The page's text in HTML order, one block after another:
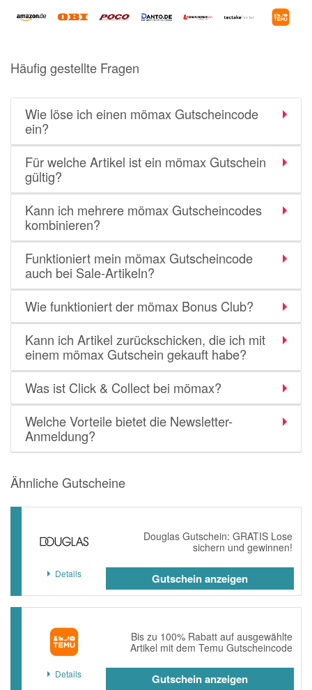
Häufig gestellte Fragen
Wie löse ich einen mömax Gutscheincode
ein?
Für welche Artikel ist ein mömax Gutschein
gültig?
Kann ich mehrere mömax Gutscheincodes
kombinieren?
Funktioniert mein mömax Gutscheincode
auch bei Sale-Artikeln?
Wie funktioniert der mömax Bonus Club?
Kann ich Artikel zurückschicken, die ich mit
einem mömax Gutschein gekauft habe?
Was ist Click & Collect bei mömax?
Welche Vorteile bietet die Newsletter-
Anmeldung?
Ähnliche Gutscheine
Douglas Gutschein: GRATIS Lose
sichern und gewinnen!
Details Gutschein anzeigen
Bis zu 100% Rabatt auf ausgewählte
Artikel mit dem Temu Gutscheincode
Details Gutschein anzeigen